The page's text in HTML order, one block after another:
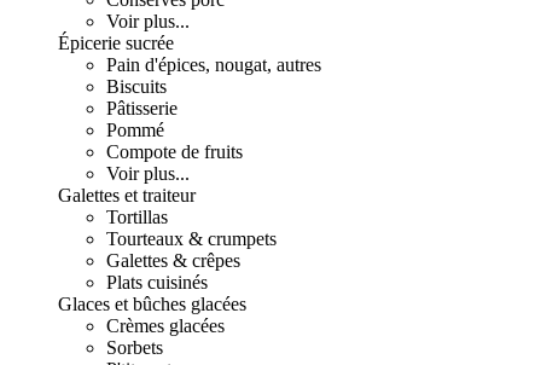
Voir plus...
Épicerie sucrée
Pain d'épices, nougat, autres
Biscuits
Pâtisserie
Pommé
Compote de fruits
Voir plus...
Galettes et traiteur
Tortillas
Tourteaux & crumpets
Galettes & crêpes
Plats cuisinés
Glaces et bûches glacées
Crèmes glacées
Sorbets